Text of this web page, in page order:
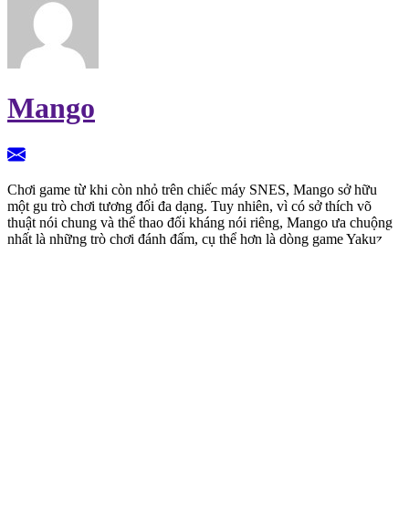
Mango
Chơi game từ khi còn nhỏ trên chiếc máy SNES, Mango sở hữu
một gu trò chơi tương đối đa dạng. Tuy nhiên, vì có sở thích võ
thuật nói chung và thể thao đối kháng nói riêng, Mango ưa chuộng
nhất là những trò chơi đánh đấm, cụ thể hơn là dòng game Yakuza.